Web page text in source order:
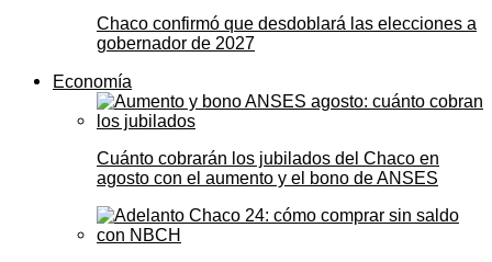
Chaco confirmó que desdoblará las elecciones a
gobernador de 2027
Economía
Cuánto cobrarán los jubilados del Chaco en
agosto con el aumento y el bono de ANSES